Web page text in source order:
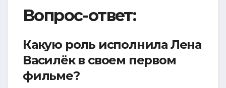
Вопрос-ответ:
Какую роль исполнила Лена
Василёк в своем первом
фильме?